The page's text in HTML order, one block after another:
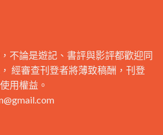
不論是遊記、書評與影評都歡迎同
經審查刊登者將薄致稿酬，刊登
用權益。